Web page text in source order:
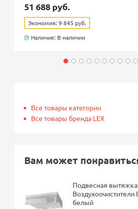
51 688 руб.
Экономия: 9 845 руб.
Наличие: В наличии
Все товары категории
Все товары бренда LEX
Вам может
Подвесная вытяжка
Воздухоочистители
белый